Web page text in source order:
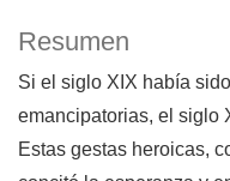
Resumen
Si el siglo XIX había
emancipatorias, el siglo
Estas gestas heroicas,